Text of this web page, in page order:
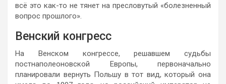
всё это как-то не тянет на пресловутый «болезненный
вопрос прошлого».
Венский конгресс
На Венском конгрессе, решавшем судьбы
постнаполеоновской Европы, первоначально
планировали вернуть Польшу в тот вид, который она